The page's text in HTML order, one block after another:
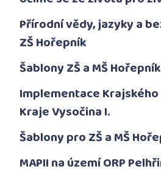
Přírodní vědy, jazyky a
ZŠ Hořepník
Šablony ZŠ a MŠ
Implementace
Kraje Vysočina I.
Šablony pro ZŠ a MŠ